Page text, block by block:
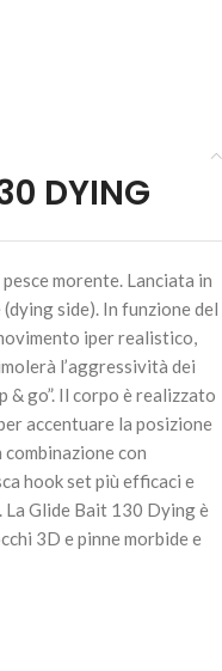
Mat Blue Wakasagi
DYING
morente. Lanciata in
side). In funzione del
iper realistico,
l’aggressività dei
go”. Il corpo è realizzato
accentuare la posizione
con
hook set più efficaci e
La Glide Bait 130 Dying è
3D e pinne morbide e